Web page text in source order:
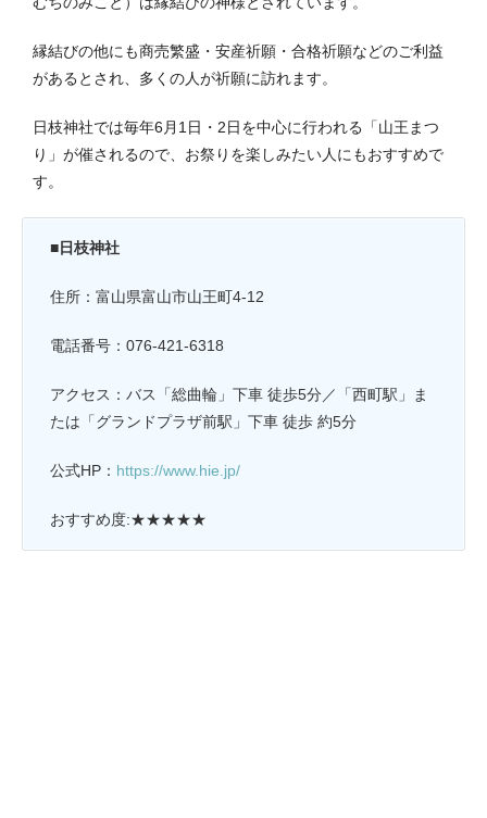
縁結びの他にも商売繁盛・安産祈願・合格祈願などのご利益
があるとされ、多くの人が祈願に訪れます。
日枝神社では毎年6月1日・2日を中心に行われる「山王まつ
り」が催されるので、お祭りを楽しみたい人にもおすすめで
す。
■日枝神社
住所：富山県富山市山王町4-12
電話番号：076-421-6318
アクセス：バス「総曲輪」下車 徒歩5分／「西町駅」ま
たは「グランドプラザ前駅」下車 徒歩 約5分
公式HP： https://www.hie.jp/
おすすめ度:★★★★★